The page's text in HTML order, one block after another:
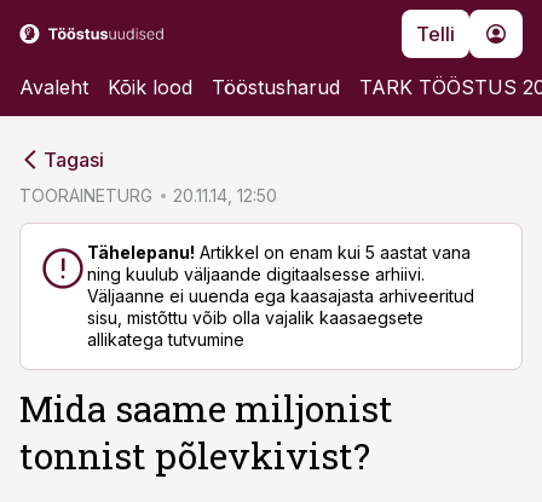
Telli
Avaleht Kõik lood Tööstusharud TARK TÖÖSTUS
Tagasi
TOORAINETURG 20.11.14, 12:50
Tähelepanu! Artikkel on enam kui 5 aastat vana
ning kuulub väljaande digitaalsesse arhiivi.
Väljaanne ei uuenda ega kaasajasta arhiveeritud
sisu, mistõttu võib olla vajalik kaasaegsete
allikatega tutvumine
Mida saame miljonist
tonnist põlevkivist?